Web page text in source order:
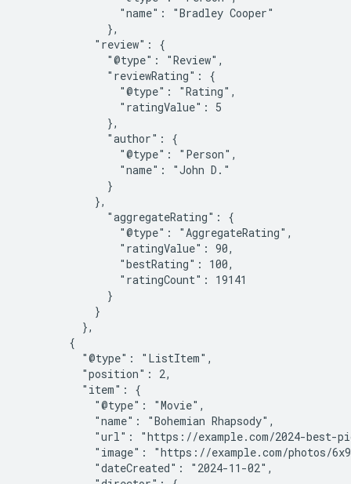
                "name": "Bradley Cooper"
              },
            "review": {
              "@type": "Review",
              "reviewRating": {
                "@type": "Rating",
                "ratingValue": 5
              },
              "author": {
                "@type": "Person",
                "name": "John D."
              }
            },
              "aggregateRating": {
                "@type": "AggregateRating",
                "ratingValue": 90,
                "bestRating": 100,
                "ratingCount": 19141
              }
            }
          },
        {
          "@type": "ListItem",
          "position": 2,
          "item": {
            "@type": "Movie",
            "name": "Bohemian Rhapsody",
"url": "https://example.com/2024-best-
"image": "https://example.com/photos/
            "dateCreated": "2024-11-02",